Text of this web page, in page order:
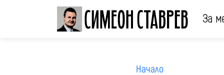
За
Начало